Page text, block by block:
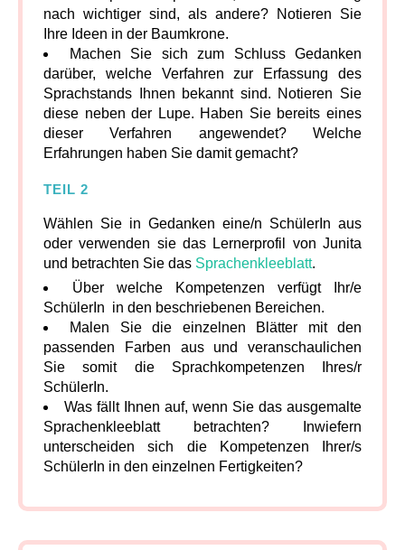
nach wichtiger sind, als andere? Notieren Sie
Ihre Ideen in der Baumkrone.
Machen Sie sich zum Schluss Gedanken
darüber, welche Verfahren zur Erfassung des
Sprachstands Ihnen bekannt sind. Notieren Sie
diese neben der Lupe. Haben Sie bereits eines
dieser Verfahren angewendet? Welche
Erfahrungen haben Sie damit gemacht?
TEIL 2
Wählen Sie in Gedanken eine/n SchülerIn aus
oder verwenden sie das Lernerprofil von Junita
und betrachten Sie das Sprachenkleeblatt.
Über welche Kompetenzen verfügt Ihr/e
SchülerIn in den beschriebenen Bereichen.
Malen Sie die einzelnen Blätter mit den
passenden Farben aus und veranschaulichen
Sie somit die Sprachkompetenzen Ihres/r
SchülerIn.
Was fällt Ihnen auf, wenn Sie das ausgemalte
Sprachenkleeblatt betrachten? Inwiefern
unterscheiden sich die Kompetenzen Ihrer/s
SchülerIn in den einzelnen Fertigkeiten?